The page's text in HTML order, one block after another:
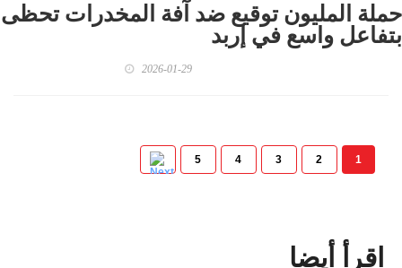
حملة المليون توقيع ضد آفة المخدرات تحظى
بتفاعل واسع في إربد
2026-01-29
1
2
3
4
5
اقرأ أيضا